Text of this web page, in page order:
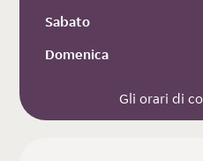
Sabato
Domenica
Gli orari di